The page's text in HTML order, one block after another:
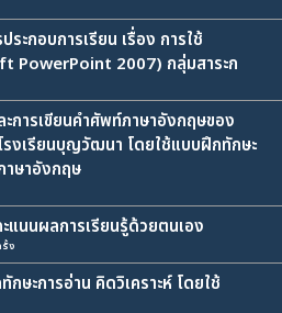
ะกอบการเรียน เรื่อง การใช้
PowerPoint 2007) กลุ่มสาระก
การเขียนคำศัพท์ภาษาอังกฤษของ
งเรียนบุญวัฒนา โดยใช้แบบฝึกทักษะ
าษาอังกฤษ
แนนผลการเรียนรู้ด้วยตนเอง
รั้ง
ษะการอ่าน คิดวิเคราะห์ โดยใช้